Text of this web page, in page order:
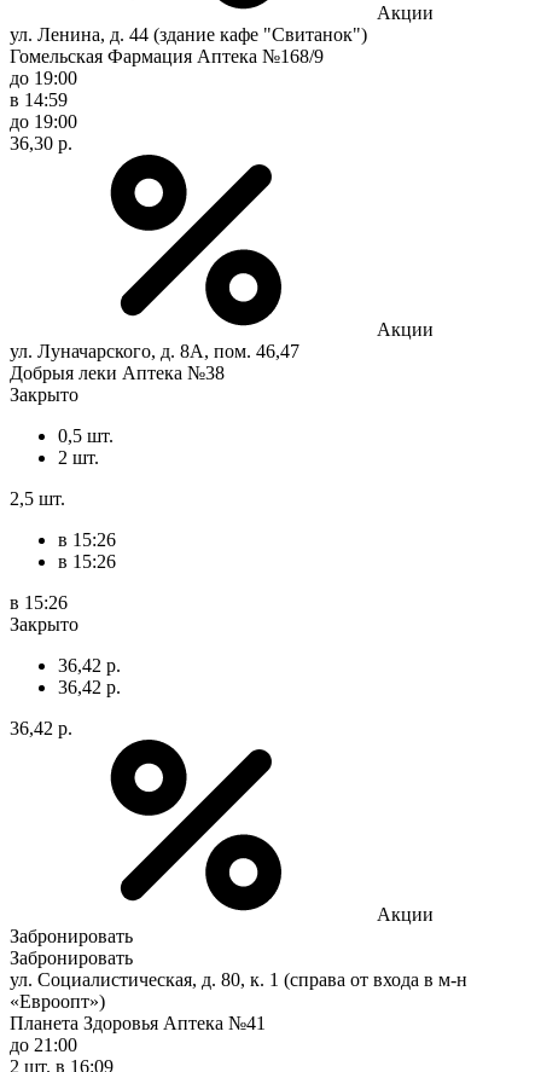
Акции
ул. Ленина, д. 44 (здание кафе "Свитанок")
Гомельская Фармация Аптека №168/9
до 19:00
в 14:59
до 19:00
36,30 р.
Акции
ул. Луначарского, д. 8А, пом. 46,47
Добрыя леки Аптека №38
Закрыто
0,5 шт.
2 шт.
2,5 шт.
в 15:26
в 15:26
в 15:26
Закрыто
36,42 р.
36,42 р.
36,42 р.
Акции
Забронировать
Забронировать
ул. Социалистическая, д. 80, к. 1 (справа от входа в м-н
«Евроопт»)
Планета Здоровья Аптека №41
до 21:00
2 шт. в 16:09